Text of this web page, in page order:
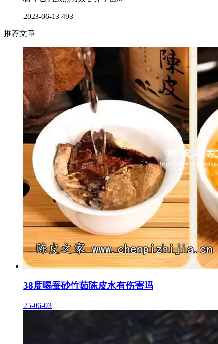
2023-06-13 493
推荐文章
38度喝蚕砂竹茹陈皮水有伤害吗
25-06-03